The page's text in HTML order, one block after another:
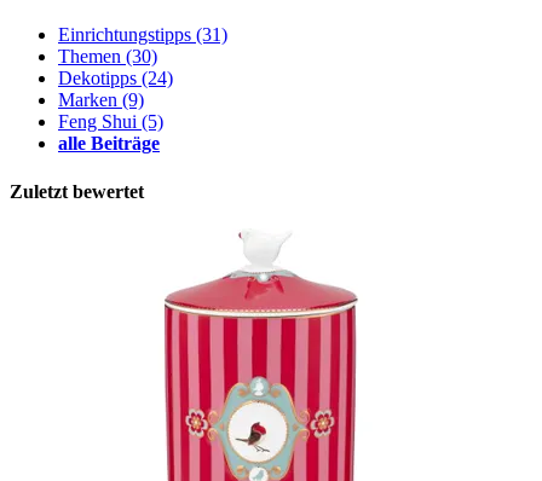
Einrichtungstipps (31)
Themen (30)
Dekotipps (24)
Marken (9)
Feng Shui (5)
alle Beiträge
Zuletzt bewertet